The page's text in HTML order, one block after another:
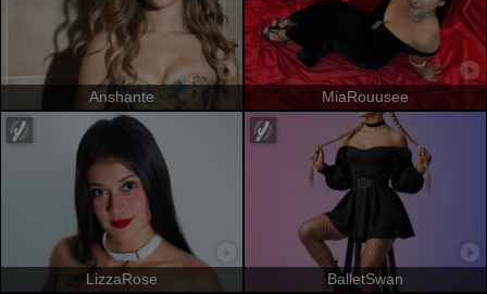
Anshante MiaRouusee
LizzaRose BalletSwan